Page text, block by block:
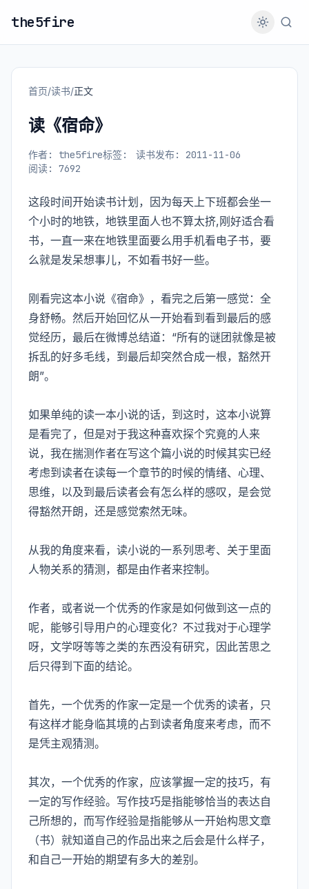
the5fire
首页/读书/正文
读《宿命》
作者: the5fire标签: 读书发布: 2011-11-06
阅读: 7692
这段时间开始读书计划，因为每天上下班都会坐一
个小时的地铁，地铁里面人也不算太挤,刚好适合看
书，一直一来在地铁里面要么用手机看电子书，要
么就是发呆想事儿，不如看书好一些。
刚看完这本小说《宿命》，看完之后第一感觉：全
身舒畅。然后开始回忆从一开始看到看到最后的感
觉经历，最后在微博总结道：“所有的谜团就像是被
拆乱的好多毛线，到最后却突然合成一根，豁然开
朗”。
如果单纯的读一本小说的话，到这时，这本小说算
是看完了，但是对于我这种喜欢探个究竟的人来
说，我在揣测作者在写这个篇小说的时候其实已经
考虑到读者在读每一个章节的时候的情绪、心理、
思维，以及到最后读者会有怎么样的感叹，是会觉
得豁然开朗，还是感觉索然无味。
从我的角度来看，读小说的一系列思考、关于里面
人物关系的猜测，都是由作者来控制。
作者，或者说一个优秀的作家是如何做到这一点的
呢，能够引导用户的心理变化？不过我对于心理学
呀，文学呀等等之类的东西没有研究，因此苦思之
后只得到下面的结论。
首先，一个优秀的作家一定是一个优秀的读者，只
有这样才能身临其境的占到读者角度来考虑，而不
是凭主观猜测。
其次，一个优秀的作家，应该掌握一定的技巧，有
一定的写作经验。写作技巧是指能够恰当的表达自
己所想的，而写作经验是指能够从一开始构思文章
（书）就知道自己的作品出来之后会是什么样子，
和自己一开始的期望有多大的差别。